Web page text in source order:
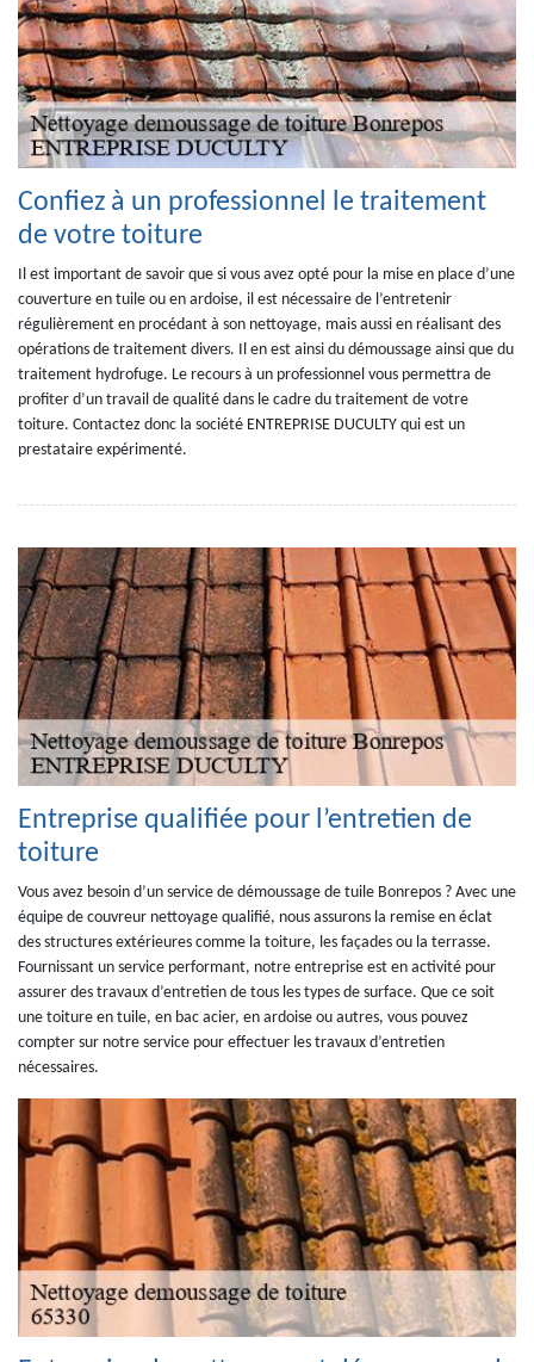
Confiez à un professionnel le traitement
de votre toiture
Il est important de savoir que si vous avez opté pour la mise en place d’une
couverture en tuile ou en ardoise, il est nécessaire de l’entretenir
régulièrement en procédant à son nettoyage, mais aussi en réalisant des
opérations de traitement divers. Il en est ainsi du démoussage ainsi que du
traitement hydrofuge. Le recours à un professionnel vous permettra de
profiter d’un travail de qualité dans le cadre du traitement de votre
toiture. Contactez donc la société ENTREPRISE DUCULTY qui est un
prestataire expérimenté.
Entreprise qualifiée pour l’entretien de
toiture
Vous avez besoin d’un service de démoussage de tuile Bonrepos ? Avec une
équipe de couvreur nettoyage qualifié, nous assurons la remise en éclat
des structures extérieures comme la toiture, les façades ou la terrasse.
Fournissant un service performant, notre entreprise est en activité pour
assurer des travaux d’entretien de tous les types de surface. Que ce soit
une toiture en tuile, en bac acier, en ardoise ou autres, vous pouvez
compter sur notre service pour effectuer les travaux d’entretien
nécessaires.